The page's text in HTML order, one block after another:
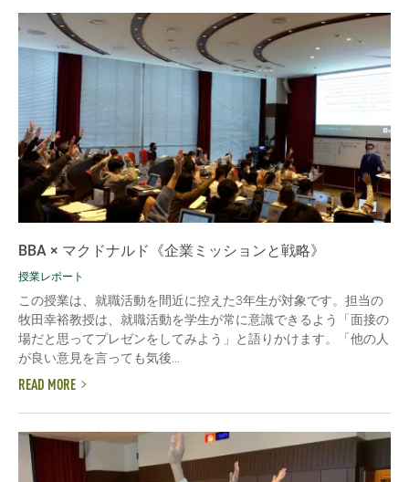
BBA × マクドナルド《企業ミッションと戦略》
授業レポート
この授業は、就職活動を間近に控えた3年生が対象です。担当の
牧田幸裕教授は、就職活動を学生が常に意識できるよう「面接の
場だと思ってプレゼンをしてみよう」と語りかけます。「他の人
が良い意見を言っても気後...
READ MORE